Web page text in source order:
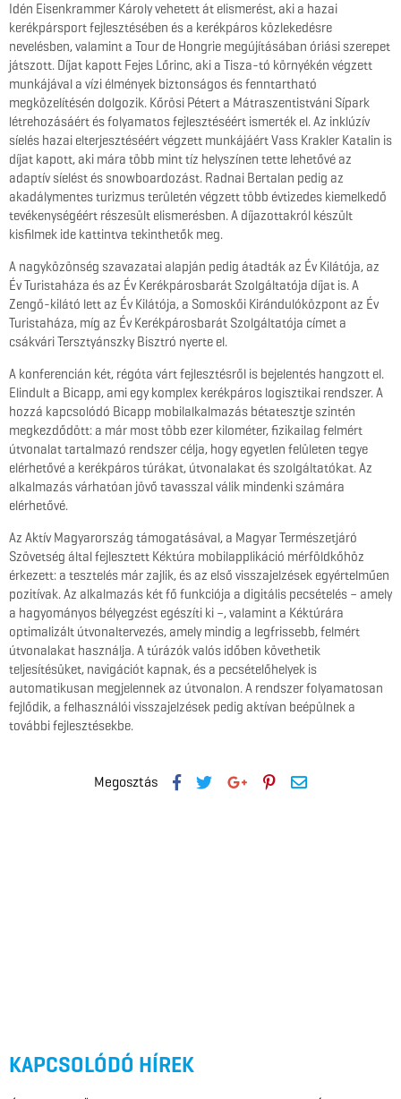
Idén Eisenkrammer Károly vehetett át elismerést, aki a hazai
kerékpársport fejlesztésében és a kerékpáros közlekedésre
nevelésben, valamint a Tour de Hongrie megújításában óriási szerepet
játszott. Díjat kapott Fejes Lőrinc, aki a Tisza-tó környékén végzett
munkájával a vízi élmények biztonságos és fenntartható
megközelítésén dolgozik. Kőrösi Pétert a Mátraszentistváni Sípark
létrehozásáért és folyamatos fejlesztéséért ismerték el. Az inklúzív
síelés hazai elterjesztéséért végzett munkájáért Vass Krakler Katalin is
díjat kapott, aki mára több mint tíz helyszínen tette lehetővé az
adaptív síelést és snowboardozást. Radnai Bertalan pedig az
akadálymentes turizmus területén végzett több évtizedes kiemelkedő
tevékenységéért részesült elismerésben. A díjazottakról készült
kisfilmek ide kattintva tekinthetők meg.
A nagyközönség szavazatai alapján pedig átadták az Év Kilátója, az
Év Turistaháza és az Év Kerékpárosbarát Szolgáltatója díjat is. A
Zengő-kilátó lett az Év Kilátója, a Somoskői Kirándulóközpont az Év
Turistaháza, míg az Év Kerékpárosbarát Szolgáltatója címet a
csákvári Tersztyánszky Bisztró nyerte el.
A konferencián két, régóta várt fejlesztésről is bejelentés hangzott el.
Elindult a Bicapp, ami egy komplex kerékpáros logisztikai rendszer. A
hozzá kapcsolódó Bicapp mobilalkalmazás bétatesztje szintén
megkezdődött: a már most több ezer kilométer, fizikailag felmért
útvonalat tartalmazó rendszer célja, hogy egyetlen felületen tegye
elérhetővé a kerékpáros túrákat, útvonalakat és szolgáltatókat. Az
alkalmazás várhatóan jövő tavasszal válik mindenki számára
elérhetővé.
Az Aktív Magyarország támogatásával, a Magyar Természetjáró
Szövetség által fejlesztett Kéktúra mobilapplikáció mérföldkőhöz
érkezett: a tesztelés már zajlik, és az első visszajelzések egyértelműen
pozitívak. Az alkalmazás két fő funkciója a digitális pecsételés – amely
a hagyományos bélyegzést egészíti ki –, valamint a Kéktúrára
optimalizált útvonaltervezés, amely mindig a legfrissebb, felmért
útvonalakat használja. A túrázók valós időben követhetik
teljesítésüket, navigációt kapnak, és a pecsételőhelyek is
automatikusan megjelennek az útvonalon. A rendszer folyamatosan
fejlődik, a felhasználói visszajelzések pedig aktívan beépülnek a
további fejlesztésekbe.
Megosztás
KAPCSOLÓDÓ HÍREK